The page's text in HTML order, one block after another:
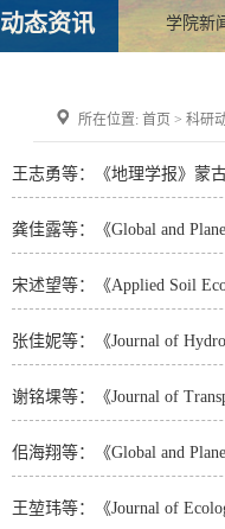
动态资讯 学院新
所在位置: 首页 > 科研
王志勇等：《地理学报》蒙
龚佳露等：《Global and
宋述望等：《Applied Soil
张佳妮等：《Journal of
谢铭堁等：《Journal of
佀海翔等：《Global and
王堃玮等：《Journal of